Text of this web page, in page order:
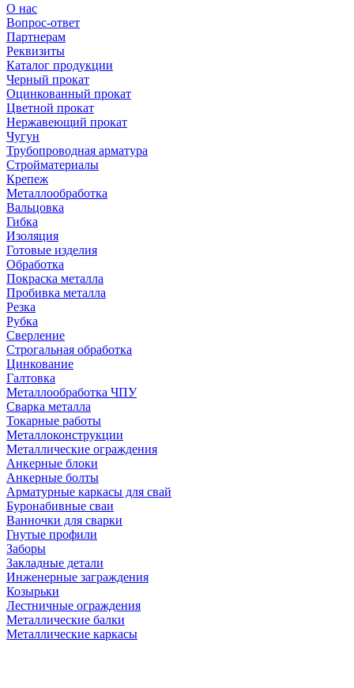
О нас
Вопрос-ответ
Партнерам
Реквизиты
Каталог продукции
Черный прокат
Оцинкованный прокат
Цветной прокат
Нержавеющий прокат
Чугун
Трубопроводная арматура
Стройматериалы
Крепеж
Металлообработка
Вальцовка
Гибка
Изоляция
Готовые изделия
Обработка
Покраска металла
Пробивка металла
Резка
Рубка
Сверление
Строгальная обработка
Цинкование
Галтовка
Металлообработка ЧПУ
Сварка металла
Токарные работы
Металлоконструкции
Металлические ограждения
Анкерные блоки
Анкерные болты
Арматурные каркасы для свай
Буронабивные сваи
Ванночки для сварки
Гнутые профили
Заборы
Закладные детали
Инженерные заграждения
Козырьки
Лестничные ограждения
Металлические балки
Металлические каркасы